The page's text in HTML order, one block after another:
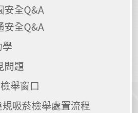
安全Q&A
安全Q&A
問題
舉窗口
吸菸檢舉處置流程